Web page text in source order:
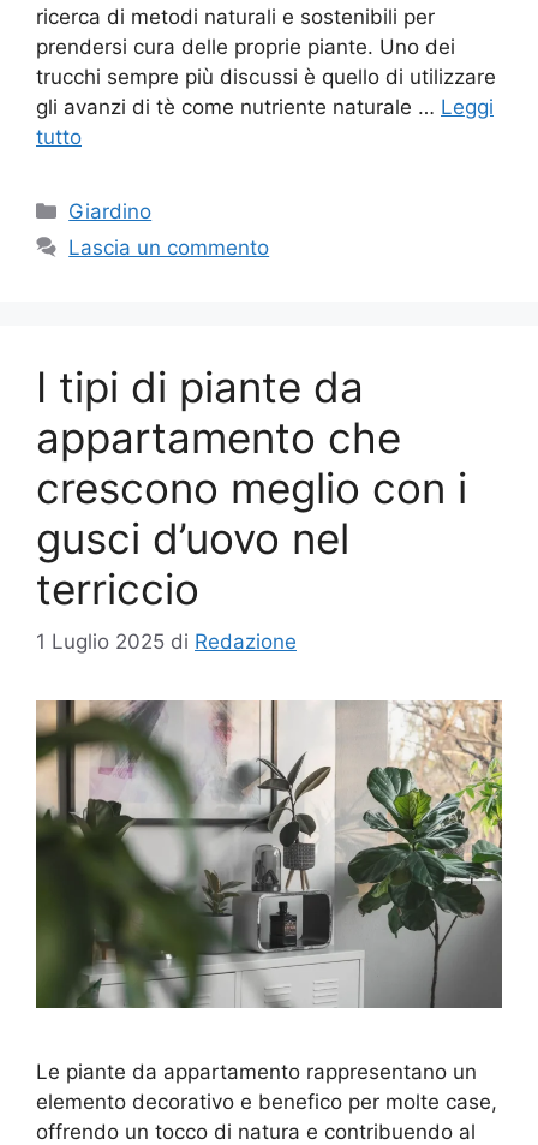
ricerca di metodi naturali e sostenibili per
prendersi cura delle proprie piante. Uno dei
trucchi sempre più discussi è quello di utilizzare
gli avanzi di tè come nutriente naturale … Leggi
tutto
Categorie
Giardino
Lascia un commento
I tipi di piante da
appartamento che
crescono meglio con i
gusci d’uovo nel
terriccio
1 Luglio 2025 di Redazione
Le piante da appartamento rappresentano un
elemento decorativo e benefico per molte case,
offrendo un tocco di natura e contribuendo al